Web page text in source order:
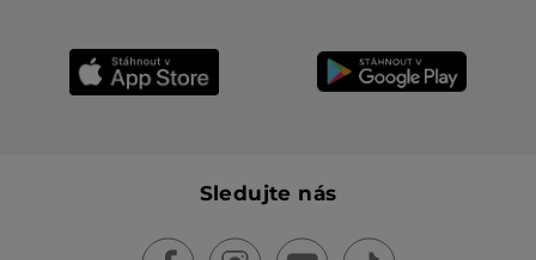
Sledujte nás